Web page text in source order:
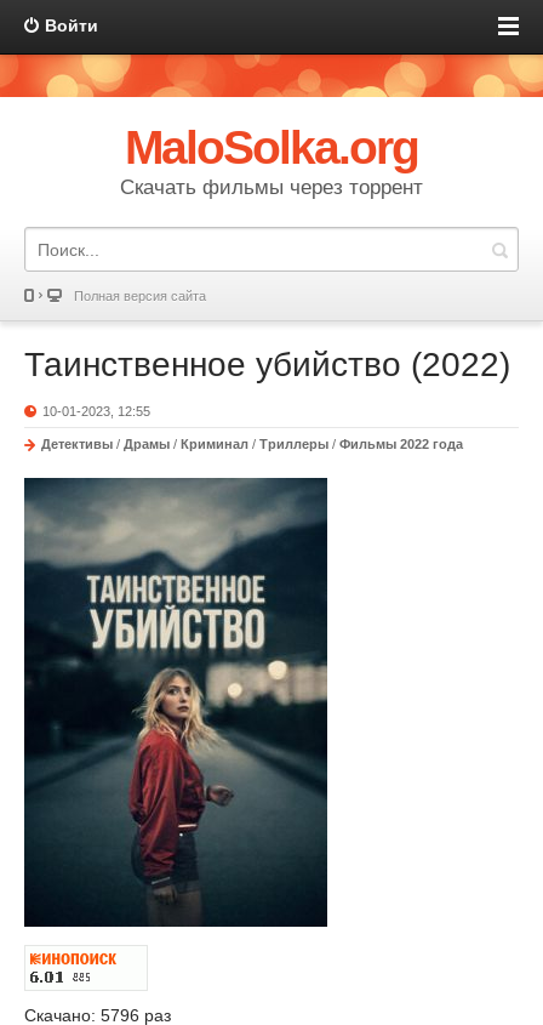
Войти
MaloSolka.org
Скачать фильмы через торрент
Полная версия сайта
Таинственное убийство (2022)
10-01-2023, 12:55
Детективы / Драмы / Криминал / Триллеры / Фильмы 2022 года
Скачано: 5796 раз